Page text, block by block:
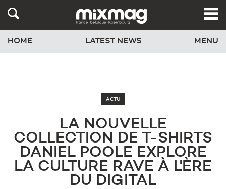
HOME LATEST NEWS MENU
ACTU
LA NOUVELLE
COLLECTION DE T-SHIRTS
DANIEL POOLE EXPLORE
LA CULTURE RAVE À L'ÈRE
DU DIGITAL